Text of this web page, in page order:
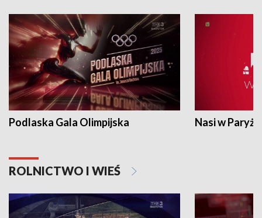
Podlaska Gala Olimpijska Nasi w Paryżu
ROLNICTWO I WIEŚ